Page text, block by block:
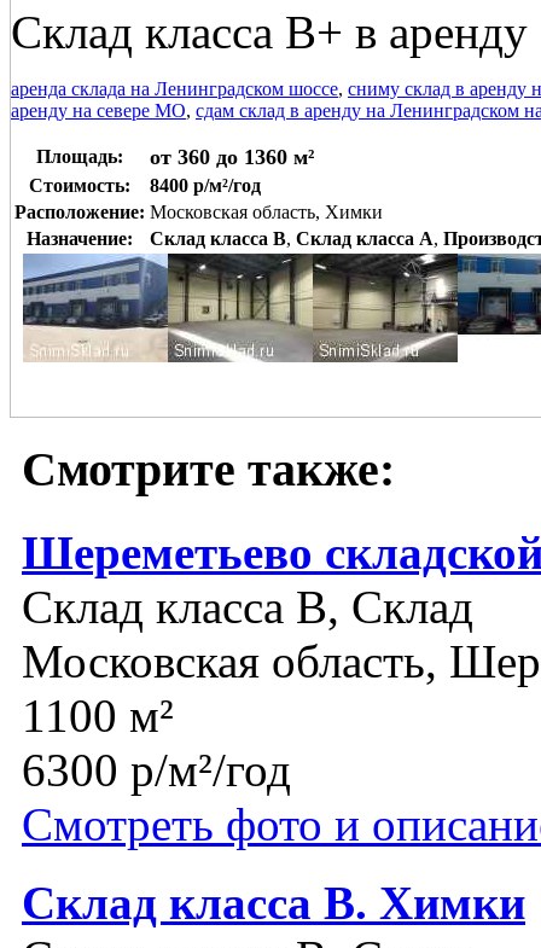
Склад класса В+ в
аренда склада на Ленинградском шоссе, сниму склад в аренду
аренду на севере МО, сдам склад в аренду на Ленинградском
Площадь: от 360 до 1360 м²
Стоимость:
8400 р/м²/год
Расположение: Московская область, Химки
Назначение:
Склад класса B, Склад класса A,
Смотрите также:
Шереметьево
Склад класса B, Склад
Московская область,
1100 м²
6300 р/м²/год
Смотреть фото и
Склад класса В. Химки